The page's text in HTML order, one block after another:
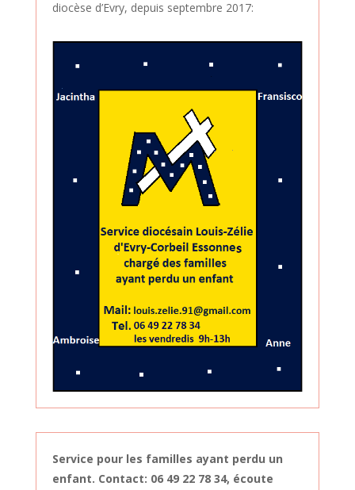
diocèse d’Evry, depuis septembre 2017:
Service pour les familles ayant perdu un
enfant. Contact: 06 49 22 78 34, écoute